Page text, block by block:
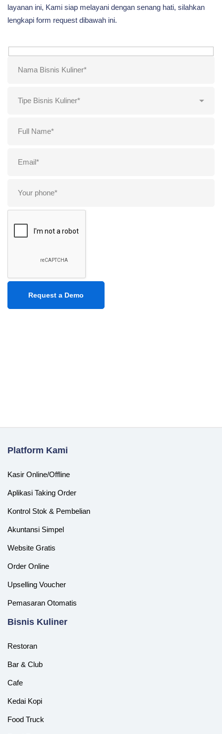
layanan ini, Kami siap melayani dengan senang hati, silahkan
lengkapi form request dibawah ini.
Platform Kami
Kasir Online/Offline
Aplikasi Taking Order
Kontrol Stok & Pembelian
Akuntansi Simpel
Website Gratis
Order Online
Upselling Voucher
Pemasaran Otomatis
‎Bisnis Kuliner
Restoran
Bar & Club
Cafe
Kedai Kopi
Food Truck